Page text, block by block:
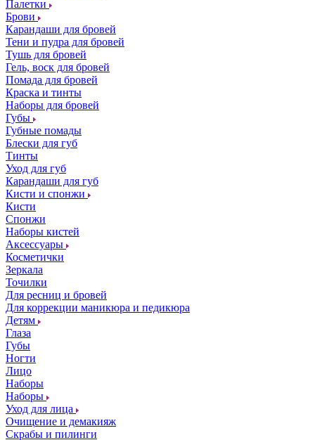
Палетки
Брови
Карандаши для бровей
Тени и пудра для бровей
Тушь для бровей
Гель, воск для бровей
Помада для бровей
Краска и тинты
Наборы для бровей
Губы
Губные помады
Блески для губ
Тинты
Уход для губ
Карандаши для губ
Кисти и спонжи
Кисти
Спонжи
Наборы кистей
Аксессуары
Косметички
Зеркала
Точилки
Для ресниц и бровей
Для коррекции маникюра и педикюра
Детям
Глаза
Губы
Ногти
Лицо
Наборы
Наборы
Уход для лица
Очищение и демакияж
Скрабы и пилинги